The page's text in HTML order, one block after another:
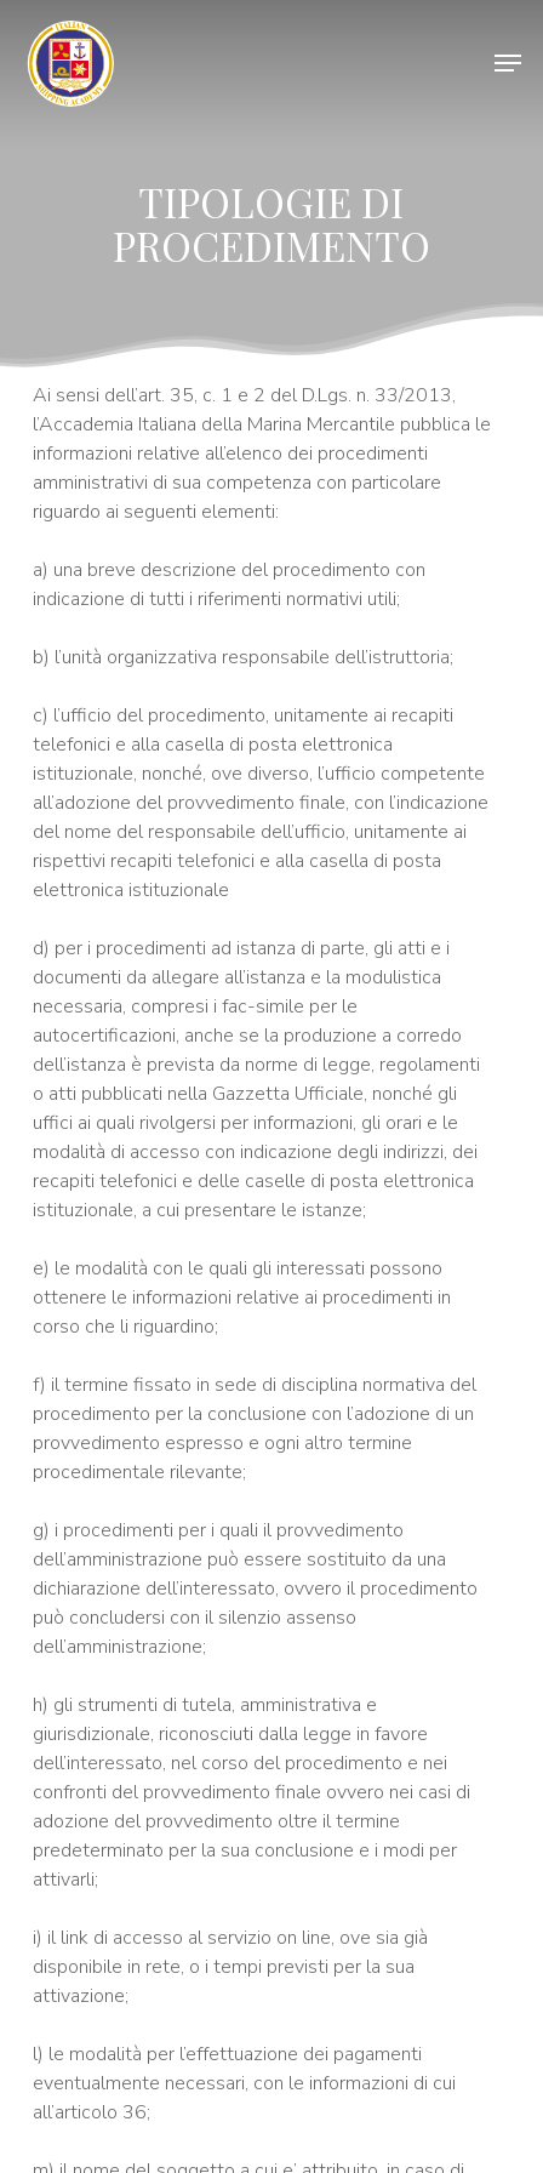
main
content
TIPOLOGIE DI
PROCEDIMENTO
Ai sensi dell’art. 35, c. 1 e 2 del D.Lgs. n. 33/2013,
l’Accademia Italiana della Marina Mercantile pubblica le
informazioni relative all’elenco dei procedimenti
amministrativi di sua competenza con particolare
riguardo ai seguenti elementi:
a) una breve descrizione del procedimento con
indicazione di tutti i riferimenti normativi utili;
b) l’unità organizzativa responsabile dell’istruttoria;
c) l’ufficio del procedimento, unitamente ai recapiti
telefonici e alla casella di posta elettronica
istituzionale, nonché, ove diverso, l’ufficio competente
all’adozione del provvedimento finale, con l’indicazione
del nome del responsabile dell’ufficio, unitamente ai
rispettivi recapiti telefonici e alla casella di posta
elettronica istituzionale
d) per i procedimenti ad istanza di parte, gli atti e i
documenti da allegare all’istanza e la modulistica
necessaria, compresi i fac-simile per le
autocertificazioni, anche se la produzione a corredo
dell’istanza è prevista da norme di legge, regolamenti
o atti pubblicati nella Gazzetta Ufficiale, nonché gli
uffici ai quali rivolgersi per informazioni, gli orari e le
modalità di accesso con indicazione degli indirizzi, dei
recapiti telefonici e delle caselle di posta elettronica
istituzionale, a cui presentare le istanze;
e) le modalità con le quali gli interessati possono
ottenere le informazioni relative ai procedimenti in
corso che li riguardino;
f) il termine fissato in sede di disciplina normativa del
procedimento per la conclusione con l’adozione di un
provvedimento espresso e ogni altro termine
procedimentale rilevante;
g) i procedimenti per i quali il provvedimento
dell’amministrazione può essere sostituito da una
dichiarazione dell’interessato, ovvero il procedimento
può concludersi con il silenzio assenso
dell’amministrazione;
h) gli strumenti di tutela, amministrativa e
giurisdizionale, riconosciuti dalla legge in favore
dell’interessato, nel corso del procedimento e nei
confronti del provvedimento finale ovvero nei casi di
adozione del provvedimento oltre il termine
predeterminato per la sua conclusione e i modi per
attivarli;
i) il link di accesso al servizio on line, ove sia già
disponibile in rete, o i tempi previsti per la sua
attivazione;
l) le modalità per l’effettuazione dei pagamenti
eventualmente necessari, con le informazioni di cui
all’articolo 36;
Close